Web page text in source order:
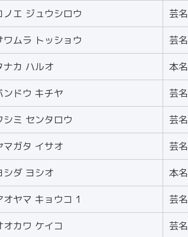
ノエ ジュウシロウ 芸名
ワムラ トッショウ 芸名
ナカ ハルオ 本名
ンドウ キチヤ 芸名
シミ センタロウ 芸名
マガタ イサオ 芸名
シダ ヨシオ 本名
オヤマ キョウコ 1 芸名
オカワ ケイコ 芸名